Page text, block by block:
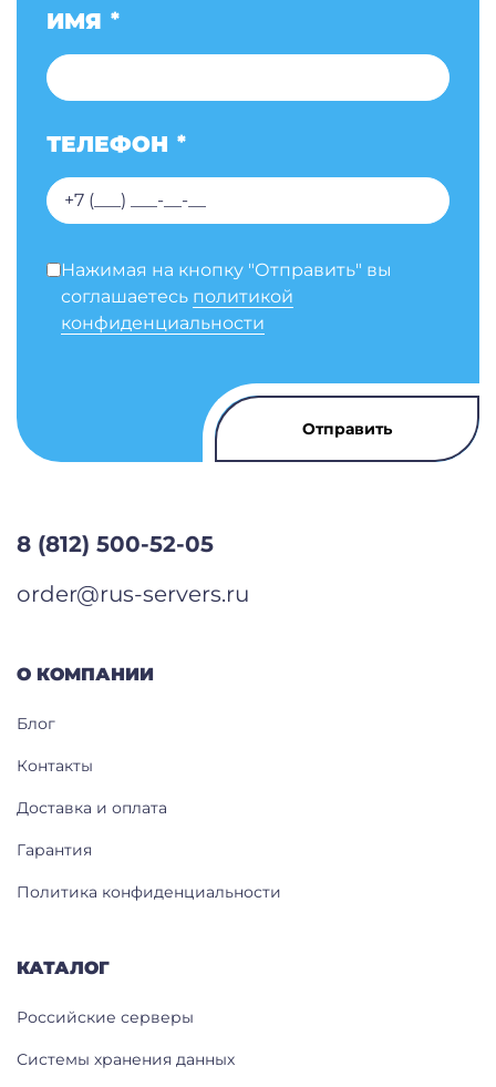
ИМЯ *
ТЕЛЕФОН *
Нажимая на кнопку "Отправить" вы
соглашаетесь политикой
конфиденциальности
КАТАЛОГ
Российские серверы
Системы хранения данных
О КОМПАНИИ
Блог
Контакты
Доставка и оплата
Гарантия
Политика конфиденциальности
8 (812) 500-52-05
order@rus-servers.ru